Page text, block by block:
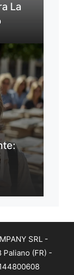
La
SRL -
Paliano (FR) -